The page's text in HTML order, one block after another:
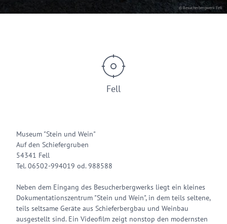
© Besucherbergwerk Fell
Fell
Museum "Stein und Wein"
Auf den Schiefergruben
54341 Fell
Tel. 06502-994019 od. 988588
Neben dem Eingang des Besucherbergwerks liegt ein kleines
Dokumentationszentrum "Stein und Wein", in dem teils seltene,
teils seltsame Geräte aus Schieferbergbau und Weinbau
ausgestellt sind. Ein Videofilm zeigt nonstop den modernsten